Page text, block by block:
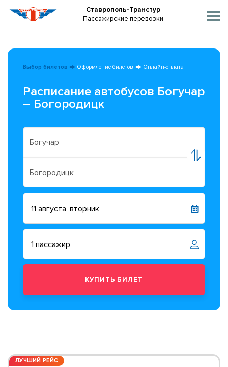
Ставрополь-Транстур
Пассажирские перевозки
Выбор билетов Оформление билетов Онлайн-оплата
Расписание автобусов Богучар
– Богородицк
ЛУЧШИЙ РЕЙС